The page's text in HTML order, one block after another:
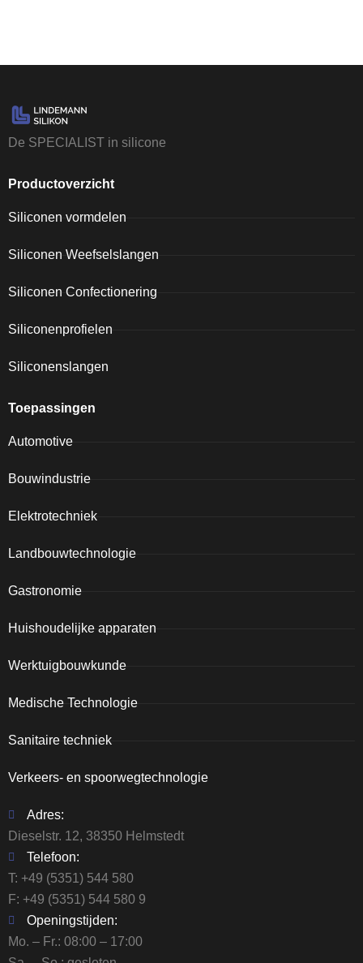
De SPECIALIST in silicone
Productoverzicht
Siliconen vormdelen
Siliconen Weefselslangen
Siliconen Confectionering
Siliconenprofielen
Siliconenslangen
Toepassingen
Automotive
Bouwindustrie
Elektrotechniek
Landbouwtechnologie
Gastronomie
Huishoudelijke apparaten
Werktuigbouwkunde
Medische Technologie
Sanitaire techniek
Verkeers- en spoorwegtechnologie
Adres:
Dieselstr. 12, 38350 Helmstedt
Telefoon:
T: +49 (5351) 544 580
F: +49 (5351) 544 580 9
Openingstijden:
Mo. – Fr.: 08:00 – 17:00